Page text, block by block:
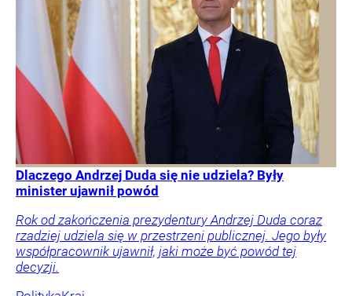
Dlaczego Andrzej Duda się nie udziela? Były
minister ujawnił powód
Rok od zakończenia prezydentury Andrzej Duda coraz
rzadziej udziela się w przestrzeni publicznej. Jego były
współpracownik ujawnił, jaki może być powód tej
decyzji.